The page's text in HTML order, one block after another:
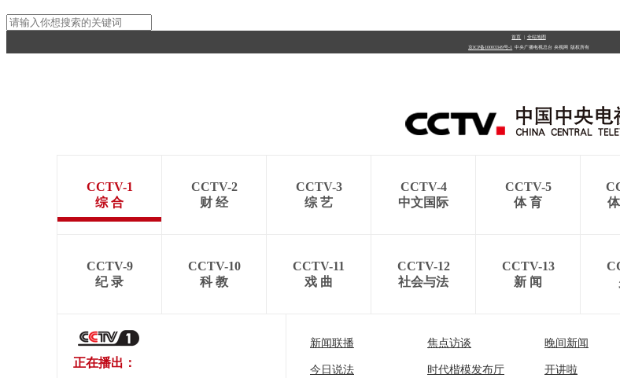
首页 全站地图
京ICP备10003349号-1 中央广播电视总台 央视网 版权所有
CCTV-1
综 合
CCTV-2
财 经
CCTV-3
综 艺
CCTV-4
中文国际
CCTV-5
体 育
CCTV-9
纪 录
CCTV-10
科 教
CCTV-11
戏 曲
CCTV-12
社会与法
CCTV-13
新 闻
正在播出：
新闻联播 焦点访谈 晚间新闻
今日说法 时代楷模发布厅 开讲啦